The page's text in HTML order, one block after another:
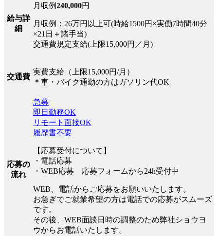
給与詳
細
月収例240,000円
月収例：26万円以上可(時給1500円×実働7時間40分
×21日＋諸手当)
交通費規定支給(上限15,000円／月)
交通費
実費支給（上限15,000円/月）
＊車・バイク通勤の方はガソリン代OK
応募の
流れ
急募
即日勤務OK
リモート面接OK
履歴書不要
【応募受付について】
・電話応募
・WEB応募 応募フォームから24h受付中
WEB、電話からご応募をお願いいたします。
お急ぎでご就業希望の方は電話での応募がスムーズ
です。
その後、WEB面談日時の調整のため弊社ショウヨ
ウからお電話いたします。